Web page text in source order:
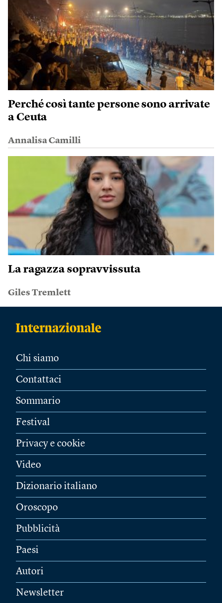
Perché così tante persone sono arrivate
a Ceuta
Annalisa Camilli
La ragazza sopravvissuta
Giles Tremlett
Chi siamo
Contattaci
Sommario
Festival
Privacy e cookie
Video
Dizionario italiano
Oroscopo
Pubblicità
Paesi
Autori
Newsletter